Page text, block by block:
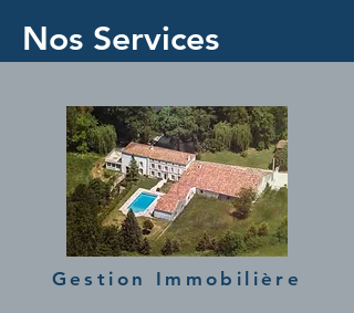
Nos Services
Gestion Immobilière